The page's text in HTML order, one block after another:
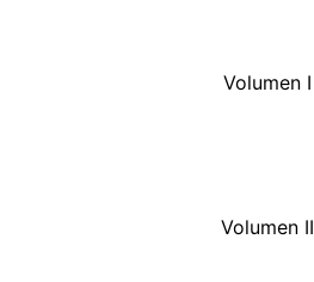
Volumen I
Volumen II